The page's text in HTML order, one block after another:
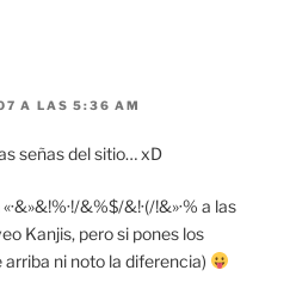
A LAS 5:36 AM
señas del sitio… xD
&%$/&!·(/!&»·% a las
Kanjis, pero si pones los
ni noto la diferencia)